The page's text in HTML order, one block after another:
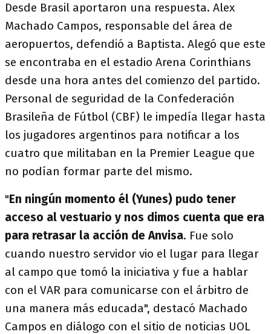
Desde Brasil aportaron una respuesta. Alex
Machado Campos, responsable del área de
aeropuertos, defendió a Baptista. Alegó que este
se encontraba en el estadio Arena Corinthians
desde una hora antes del comienzo del partido.
Personal de seguridad de la Confederación
Brasileña de Fútbol (CBF) le impedía llegar hasta
los jugadores argentinos para notificar a los
cuatro que militaban en la Premier League que
no podían formar parte del mismo.
"En ningún momento él (Yunes) pudo tener
acceso al vestuario y nos dimos cuenta que era
para retrasar la acción de Anvisa. Fue solo
cuando nuestro servidor vio el lugar para llegar
al campo que tomó la iniciativa y fue a hablar
con el VAR para comunicarse con el árbitro de
una manera más educada", destacó Machado
Campos en diálogo con el sitio de noticias UOL